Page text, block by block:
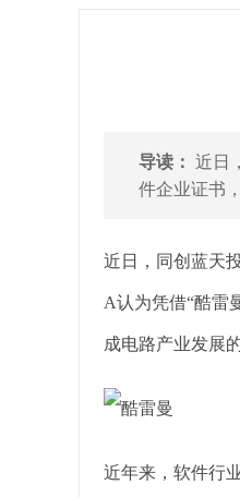
导读： 近日
件企业证书
近日，同创蓝天
A认为凭借“酷雷
成电路产业发展
近年来，软件行